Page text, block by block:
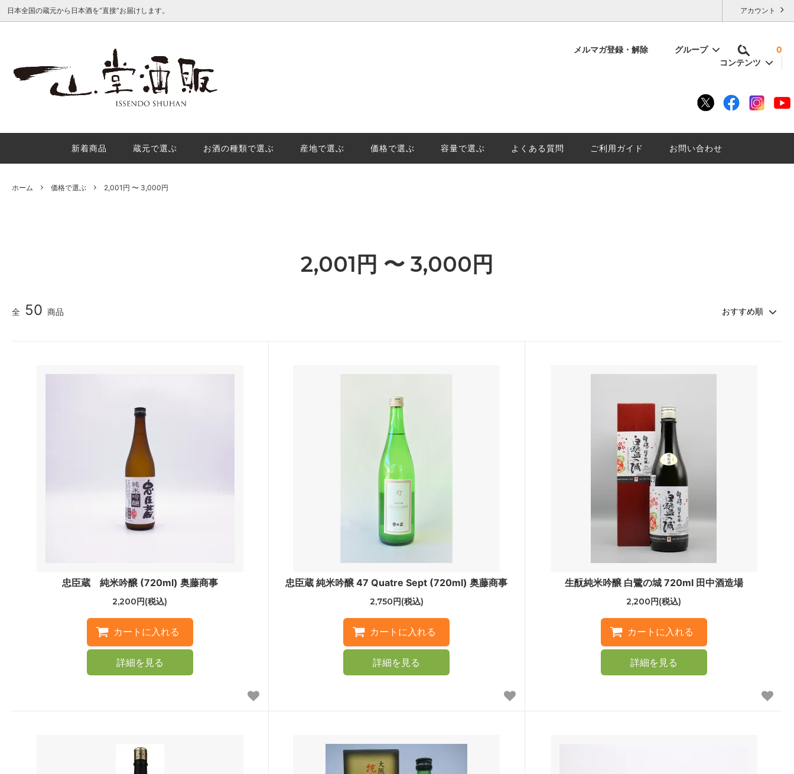
アカウント
日本全国の蔵元から日本酒を“直接”お届けします。
0
メルマガ登録・解除 グループ
種類別で選ぶ
コンテンツ
日本酒地理的表示（GI日本酒）を徹底解
残暑厳しい夏に「にごり酒は」はいかが
秋の味覚におすすめの秋酒３選
年末年始の受注及び発送についてのご案
内
新着商品 蔵元で選ぶ お酒の種類で選ぶ 産地で選ぶ 価格で選ぶ 容量で選ぶ よくある質問 ご利用ガイド お問い合わせ
ホーム 価格で選ぶ 2,001円 〜 3,000円
2,001円 〜 3,000円
全 50 商品
忠臣蔵 純米吟醸 (720ml) 奥藤商事
2,200円(税込)
詳細を見る
忠臣蔵 純米吟醸 47 Quatre Sept (720ml) 奥藤商事
2,750円(税込)
詳細を見る
生酛純米吟醸 白鷺の城 720ml 田中酒造場
2,200円(税込)
詳細を見る